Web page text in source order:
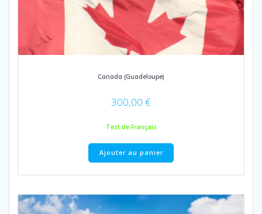
Canada (Guadeloupe)
300,00 €
Test de Français
Ajouter au panier